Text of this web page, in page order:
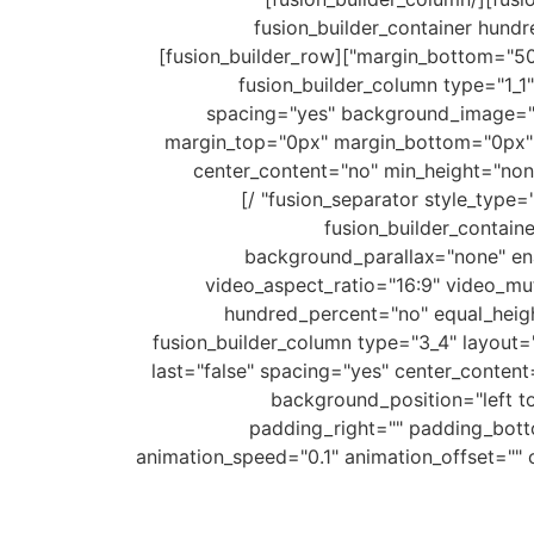
[/fusion_builder_row][/
margin_bottom="50px" background_color="rgba(255,255,255,0)" padding_right="30px" padding_left="30px" type="legacy"][fusion_builder_row]
[fusion_builder_column
spacing="yes"
margin_top="0px"
center_content="no"
border_sizes_bottom="" border_sizes_left="" border_sizes_right="" first="true"][fusion_separator style_type="none" alignment="center" /]
[/fusion_builder_column][/fusion_builder_row][/
background_parallax="none"
video_aspect_ratio="16:9"
hundred_percent="no"
border_sizes_bottom="0px" border_sizes_left="0px" border_sizes_right="0px"][fusion_builder_row][fusion_builder_column
last="false" spacing="yes"
background_position="left
padding_right=""
animation_speed="0.1"